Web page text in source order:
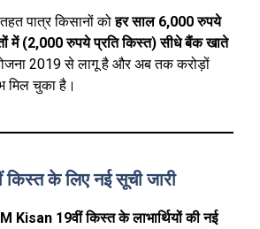
पात्र किसानों कोहर साल 6,000 रुपये
में (2,000 रुपये प्रति किस्त) सीधे बैंक खाते
2019 से लागू है और अब तक करोड़ों
मिल चुका है।
के लिए नई सूची जारी
Kisan 19वीं किस्त के लाभार्थियों की नई